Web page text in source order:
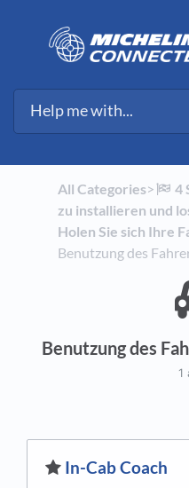
All Categories​>​
​4
zu installieren und
Holen Sie sich Ihre
Benutzung des
Benutzung des
1
​In-Cab Coach